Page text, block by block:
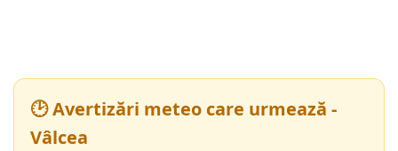
🕑 Avertizări meteo care urmează -
Vâlcea